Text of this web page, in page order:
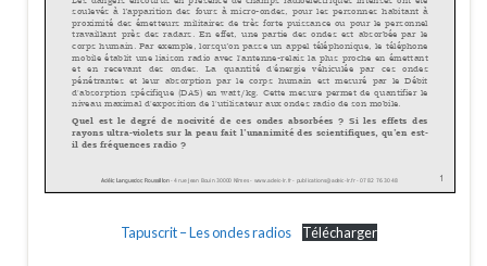
Tapuscrit – Les ondes radios Télécharger